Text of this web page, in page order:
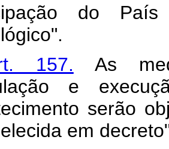
do
157. As
e
serão
em